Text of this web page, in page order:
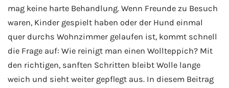
mag keine harte Behandlung. Wenn Freunde zu Besuch
waren, Kinder gespielt haben oder der Hund einmal
quer durchs Wohnzimmer gelaufen ist, kommt schnell
die Frage auf: Wie reinigt man einen Wollteppich? Mit
den richtigen, sanften Schritten bleibt Wolle lange
weich und sieht weiter gepflegt aus. In diesem Beitrag